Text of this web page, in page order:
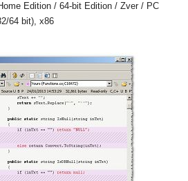
Edition / 64-bit Edition / Zver / PC
64 bit), x86